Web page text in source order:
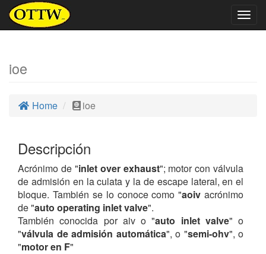
ioe
Home ioe
Descripción
Acrónimo de "inlet over exhaust"; motor con válvula
de admisión en la culata y la de escape lateral, en el
bloque. También se lo conoce como "aoiv acrónimo
de "auto operating inlet valve".
También conocida por aiv o "auto inlet valve" o
"válvula de admisión automática", o "semi-ohv", o
"motor en F"